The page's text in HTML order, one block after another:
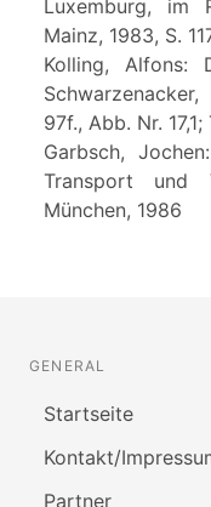
Luxemburg, im
Mainz, 1983, S.
Kolling, Alfons:
97f., Abb. Nr. 17,1;
Garbsch,
Transport und
München, 1986
GENERAL
Startseite
Kontakt/
Partner